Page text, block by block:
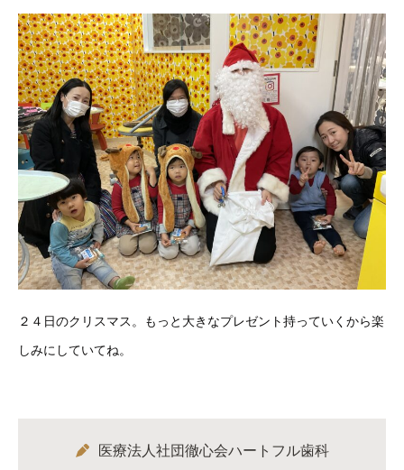
２４日のクリスマス。もっと大きなプレゼント持っていくから楽
しみにしていてね。
医療法人社団徹心会ハートフル歯科